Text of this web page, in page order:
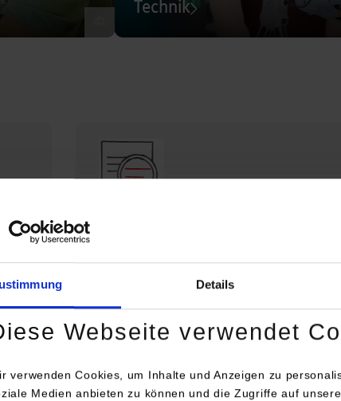
Details
Webseite verwendet
verwenden Cookies, um Inhalte und Anzeigen zu
Medien anbieten zu können und die Zugriffe auf
Technik
Profil der DHBW Stuttgart